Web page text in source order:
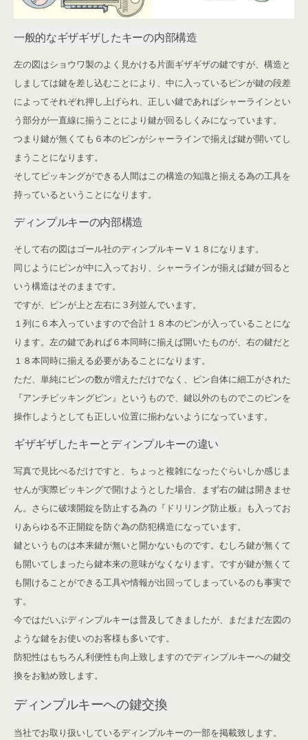
一般的なギザギザしたキーの内部構造
左の図はショウワ製のよく見かける片面ギザギザの鍵ですが、構造と
しましては鍵を差し込むことにより、中に入っているピンが鍵の段差
によってそれぞれ押し上げられ、正しい鍵であればシャーラインとい
う部分が一直線に揃うことにより鍵が回るしくみになっています。
つまり鍵が無くても６本のピンがシャーラインで揃えば鍵が開いてし
まうことになります。
そしてピッキングができる人間はこの構造の知識と揃える為の工具を
持っているということになります。
ディンプルキーの内部構造
そして右の図はゴール社のディンプルキーＶ１８になります。
同じようにピンが中に入っており、シャーラインが揃えば鍵が回ると
いう構造はそのままです。
ですが、ピンが上と左右に３列並んでいます。
１列に６本入っていますので合計１８本のピンが入っていることにな
ります。左の鍵であれば６本同時に揃えば開いたものが、右の鍵だと
１８本同時に揃える必要があることになります。
ただ、単純にピンの数が増えただけでなく、ピン自体に細工がされた
『アンチピッキングピン』というもので、鍵以外のものでこのピンを
操作しようとしても正しい位置に揃わないようになっています。
ギザギザしたキーとディンプルキーの違い
写真で見比べるだけですと、ちょっと複雑になったぐらいしか感じま
せんが実際ピッキングで開けようとした場合、まず右の鍵は開きませ
ん。さらに破壊開錠を防止する為の『ドリリング防止板』も入ってお
りあらゆる不正開錠を防ぐ為の防犯構造になっています。
鍵というものは本来鍵が無いと開かないものです。むしろ鍵が無くて
も開いてしまったら鍵本来の意味がなくなります。ですが鍵が無くて
も開けることができる工具や情報が出回ってしまっているのも事実で
す。
今ではだいぶディンプルキーは普及してきましたが、まだまだ左図の
ような鍵をお使いのお客様も多いです。
防犯性はもちろん利便性も向上致しますのでディンプルキーへの鍵交
換をお勧め致します。
ディンプルキーへの鍵交換
当社でお取り扱いしているディンプルキーの一部を掲載致します。